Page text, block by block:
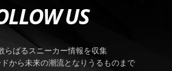
US
らばるスニーカー情報を収集
から未来の潮流となりうるものまで